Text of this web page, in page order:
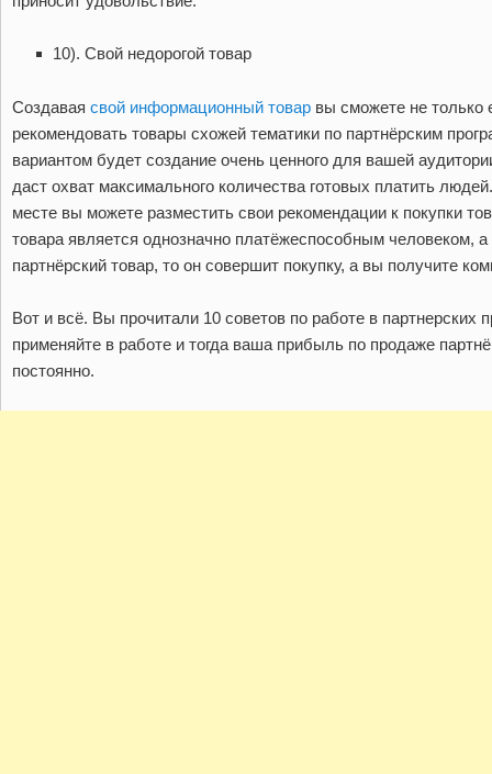
10). Свой недорогой товар
Создавая свой информационный товар вы сможете не только
рекомендовать товары схожей тематики по партнёрским
вариантом будет создание очень ценного для вашей
даст охват максимального количества готовых платить
месте вы можете разместить свои рекомендации к покупки
товара является однозначно платёжеспособным человеком, а
партнёрский товар, то он совершит покупку, а вы получите
Вот и всё. Вы прочитали 10 советов по работе в партнерских
применяйте в работе и тогда ваша прибыль по продаже
постоянно.